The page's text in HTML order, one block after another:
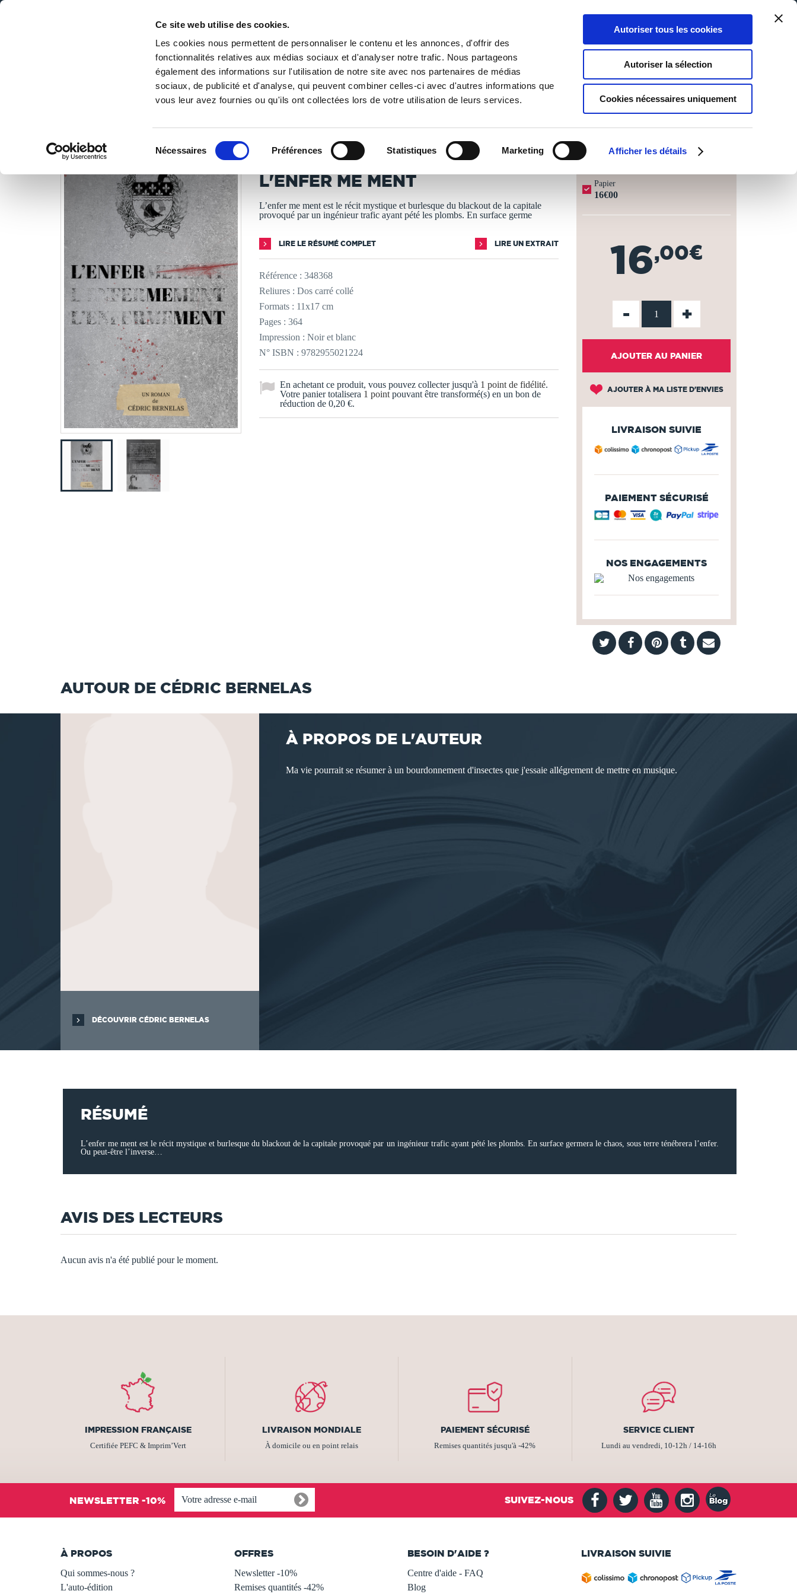
Ce site web utilise des cookies.
Les cookies nous permettent de personnaliser le contenu et les annonces, d'offrir des
fonctionnalités relatives aux médias sociaux et d'analyser notre trafic. Nous partageons
également des informations sur l'utilisation de notre site avec nos partenaires de médias
sociaux, de publicité et d'analyse, qui peuvent combiner celles-ci avec d'autres informations que
vous leur avez fournies ou qu'ils ont collectées lors de votre utilisation de leurs services.
Nécessaires Préférences Statistiques Marketing Afficher les détails
Autoriser tous les cookies
Autoriser la sélection
Cookies nécessaires uniquement
DE LA PAGE BLANCHE... AU BEST SELLER
0
Panier
0
Ma liste
Connexion
PUBLIER UN LIVRE LIBRAIRIE
/ Littérature / Romans / L'enfer me ment
LES LIVRES SONT IMPRIMÉS À LA DEMANDE - DÉLAI ACTUEL : 3 À 5 JOURS OUVRÉS ⏱️
L'ENFER ME MENT
L’enfer me ment est le récit mystique et burlesque du blackout de la capitale
provoqué par un ingénieur trafic ayant pété les plombs. En surface germe
LIRE LE RÉSUMÉ COMPLET LIRE UN EXTRAIT
Référence : 348368
Reliures : Dos carré collé
Formats : 11x17 cm
Pages : 364
Impression : Noir et blanc
N° ISBN : 9782955021224
En achetant ce produit, vous pouvez collecter jusqu'à 1 point de fidélité.
Votre panier totalisera 1 point pouvant être transformé(s) en un bon de
réduction de 0,20 €.
Papier
16€00
16,00€
- +
AJOUTER AU PANIER
AJOUTER À MA LISTE D'ENVIES
LIVRAISON SUIVIE
PAIEMENT SÉCURISÉ
NOS ENGAGEMENTS
AUTOUR DE CÉDRIC BERNELAS
DÉCOUVRIR CÉDRIC BERNELAS
À PROPOS DE L'AUTEUR
Ma vie pourrait se résumer à un bourdonnement d'insectes que j'essaie allégrement de mettre en musique.
RÉSUMÉ
L’enfer me ment est le récit mystique et burlesque du blackout de la capitale provoqué par un ingénieur trafic ayant pété les plombs. En surface germera le chaos, sous terre ténébrera l’enfer.
Ou peut-être l’inverse…
AVIS DES LECTEURS
Aucun avis n'a été publié pour le moment.
IMPRESSION FRANÇAISE
Certifiée PEFC & Imprim’Vert
LIVRAISON MONDIALE
À domicile ou en point relais
PAIEMENT SÉCURISÉ
Remises quantités jusqu'à -42%
SERVICE CLIENT
Lundi au vendredi, 10-12h / 14-16h
NEWSLETTER -10% SUIVEZ-NOUS
À PROPOS
Qui sommes-nous ?
L'auto-édition
OFFRES
Newsletter -10%
Remises quantités -42%
BESOIN D'AIDE ?
Centre d'aide - FAQ
Blog
LIVRAISON SUIVIE